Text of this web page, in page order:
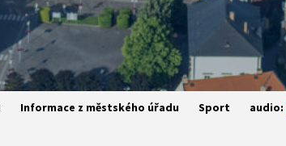
Informace z městského úřadu Sport audio: